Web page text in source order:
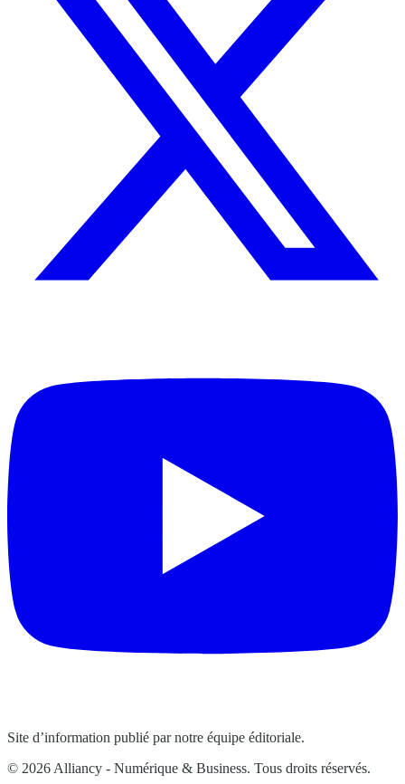
Site d’information publié par notre équipe éditoriale.
© 2026 Alliancy - Numérique & Business. Tous droits réservés.